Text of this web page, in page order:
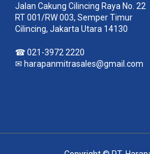
Jalan Cakung Cilincing Raya No. 22
RT 001/RW 003, Semper Timur
Cilincing, Jakarta Utara 14130
☎021-3972 2220
✉ harapanmitrasales@gmail.com